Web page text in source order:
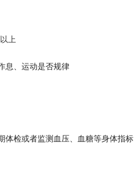
上
息、运动是否规律
体检或者监测血压、血糖等身体指标